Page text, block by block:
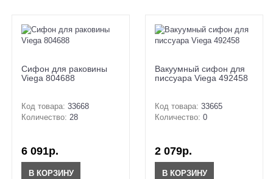
Cифон для раковины
Viega 804688
Код товара: 33668
Количество: 28
6 091р.
В КОРЗИНУ
Вакуумный сифон для
писсуара Viega 492458
Код товара: 33665
Количество: 0
2 079р.
В КОРЗИНУ